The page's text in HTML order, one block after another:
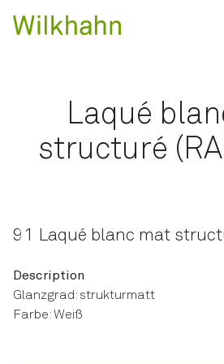
Laqué
structuré
91 Laqué blanc mat
Description
Glanzgrad: strukturmatt
Farbe: Weiß